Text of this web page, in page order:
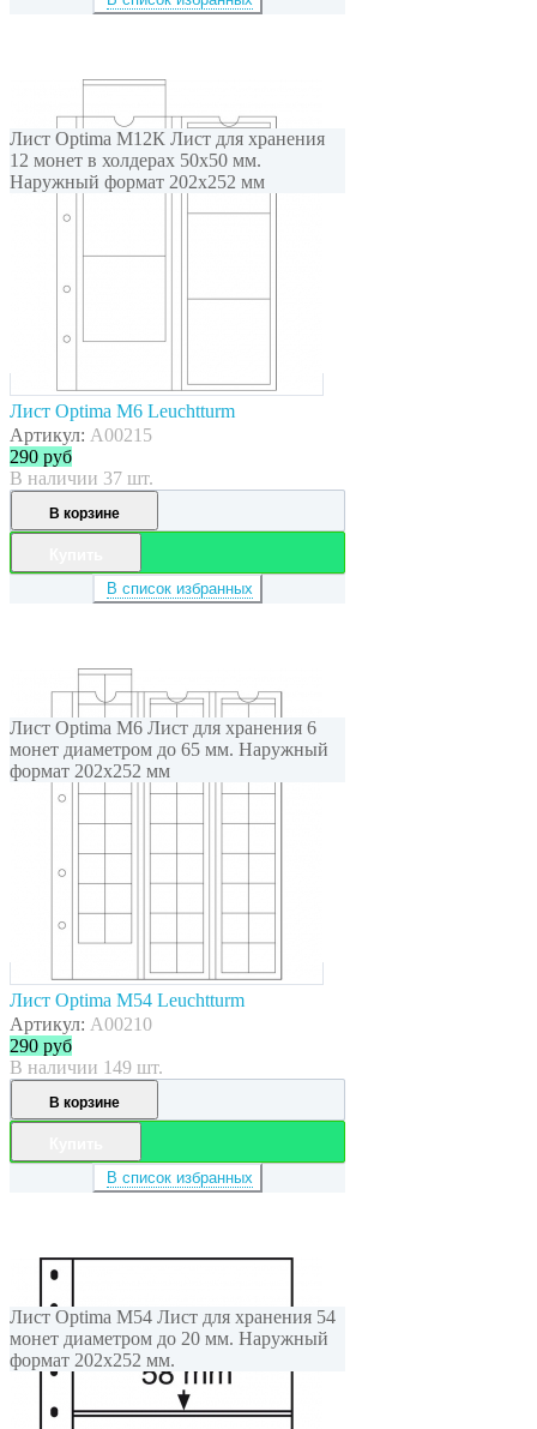
Лист Optima M12К Лист для хранения
12 монет в холдерах 50x50 мм.
Наружный формат 202x252 мм
Лист Optima M6 Leuchtturm
Артикул: A00215
290 руб
В наличии 37 шт.
В корзине
В список избранных
Лист Optima M6 Лист для хранения 6
монет диаметром до 65 мм. Наружный
формат 202x252 мм
Лист Optima M54 Leuchtturm
Артикул: A00210
290 руб
В наличии 149 шт.
В корзине
В список избранных
Лист Optima M54 Лист для хранения 54
монет диаметром до 20 мм. Наружный
формат 202x252 мм.